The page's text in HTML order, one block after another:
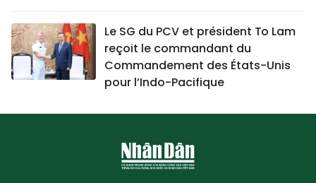
Le SG du PCV et président To Lam
reçoit le commandant du
Commandement des États-Unis
pour l’Indo-Pacifique